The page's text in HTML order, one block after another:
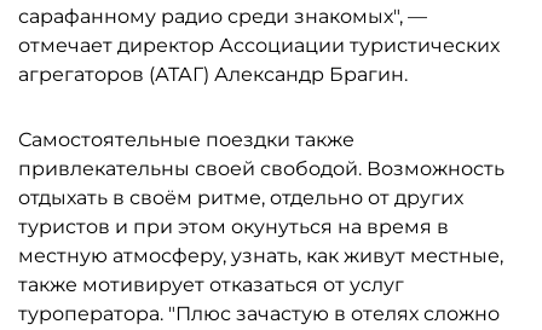
сарафанному радио среди знакомых", —
отмечает директор Ассоциации туристических
агрегаторов (АТАГ) Александр Брагин.
Самостоятельные поездки также
привлекательны своей свободой. Возможность
отдыхать в своём ритме, отдельно от других
туристов и при этом окунуться на время в
местную атмосферу, узнать, как живут местные,
также мотивирует отказаться от услуг
туроператора. "Плюс зачастую в отелях сложно